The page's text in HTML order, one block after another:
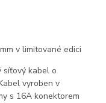
v limitované edici
síťový kabel o
vyroben v
s 16A konektorem